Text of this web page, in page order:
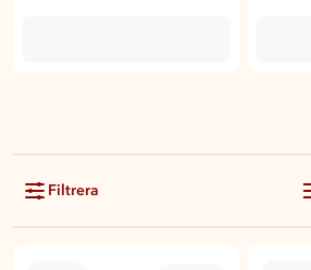
Filtrera